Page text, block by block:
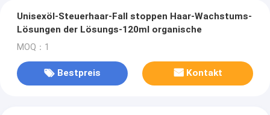
Unisexöl-Steuerhaar-Fall stoppen Haar-Wachstums-
Lösungen der Lösungs-120ml organische
MOQ：1
Bestpreis Kontakt